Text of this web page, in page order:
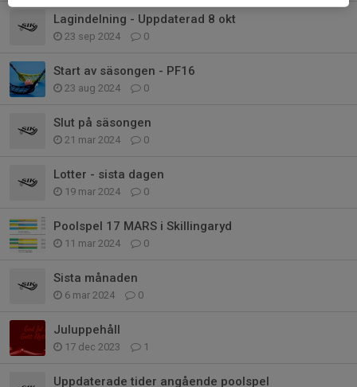
Lagindelning - Uppdaterad 8 okt
23 sep 2024 0
Start av säsongen - PF16
23 aug 2024 0
Slut på säsongen
21 mar 2024 0
Lotter - sista dagen
19 mar 2024 0
Poolspel 17 MARS i Skillingaryd
11 mar 2024 0
Sista månaden
6 mar 2024 0
Juluppehåll
17 dec 2023 1
Uppdaterade tider angående poolspel